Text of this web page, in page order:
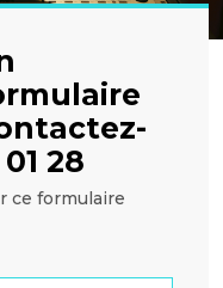
28
ce formulaire